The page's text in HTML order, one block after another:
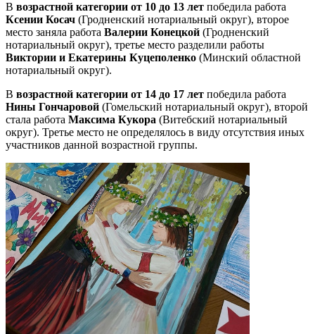
В возрастной категории от 10 до 13 лет победила работа
Ксении Косач (Гродненский нотариальный округ), второе
место заняла работа Валерии Конецкой (Гродненский
нотариальный округ), третье место разделили работы
Виктории и Екатерины Куцеполенко (Минский областной
нотариальный округ).
В возрастной категории от 14 до 17 лет победила работа
Нины Гончаровой (Гомельский нотариальный округ), второй
стала работа Максима Кукора (Витебский нотариальный
округ). Третье место не определялось в виду отсутствия иных
участников данной возрастной группы.